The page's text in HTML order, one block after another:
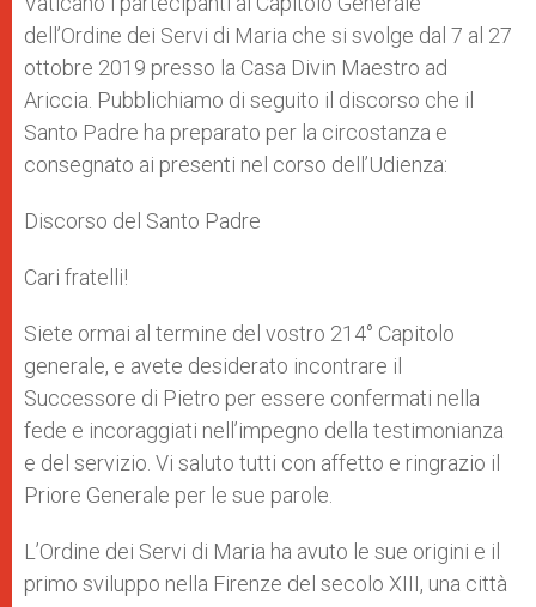
dell’Ordine dei Servi di Maria che si svolge dal 7 al 27
ottobre 2019 presso la Casa Divin Maestro ad
Ariccia. Pubblichiamo di seguito il discorso che il
Santo Padre ha preparato per la circostanza e
consegnato ai presenti nel corso dell’Udienza:
Discorso del Santo Padre
Cari fratelli!
Siete ormai al termine del vostro 214° Capitolo
generale, e avete desiderato incontrare il
Successore di Pietro per essere confermati nella
fede e incoraggiati nell’impegno della testimonianza
e del servizio. Vi saluto tutti con affetto e ringrazio il
Priore Generale per le sue parole.
L’Ordine dei Servi di Maria ha avuto le sue origini e il
primo sviluppo nella Firenze del secolo XIII, una città